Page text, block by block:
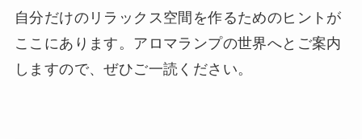
自分だけのリラックス空間を作るためのヒントが
ここにあります。アロマランプの世界へとご案内
しますので、ぜひご一読ください。